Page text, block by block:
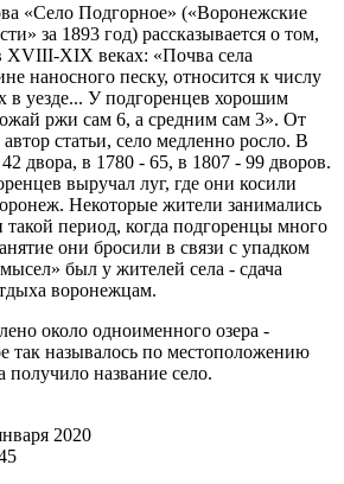
«Село Подгорное» («Воронежские
за 1893 год) рассказывается о том,
XVIII-XIX веках: «Почва села
наносного песку, относится к числу
в уезде... У подгоренцев хорошим
ржи сам 6, а средним сам 3». От
статьи, село медленно росло. В
двора, в 1780 - 65, в 1807 - 99 дворов.
выручал луг, где они косили
Некоторые жители занимались
период, когда подгоренцы много
они бросили в связи с упадком
был у жителей села - сдача
воронежцам.
около одноименного озера -
так называлось по местоположению
получило название село.
2020